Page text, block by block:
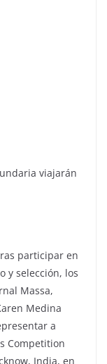
viajarán
participar en
y selección, los
Massa,
Medina
a
Competition
India, en